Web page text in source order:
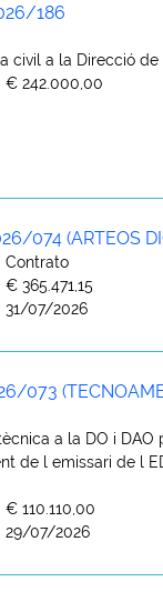
186
civil a la Direcció de
€ 242.000,00
074 (ARTEOS
Contrato
€ 365.471,15
31/07/2026
073
a la DO i DAO
de l emissari de l
€ 110.110,00
29/07/2026